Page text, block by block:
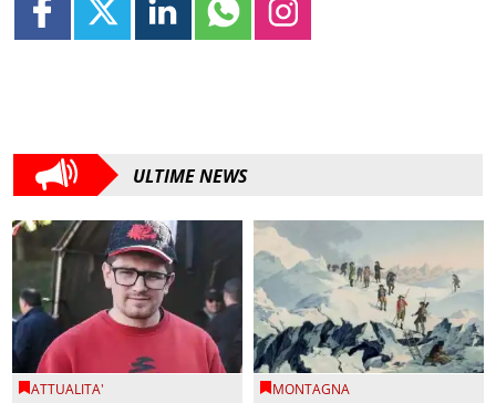
ULTIME NEWS
ATTUALITA' MONTAGNA